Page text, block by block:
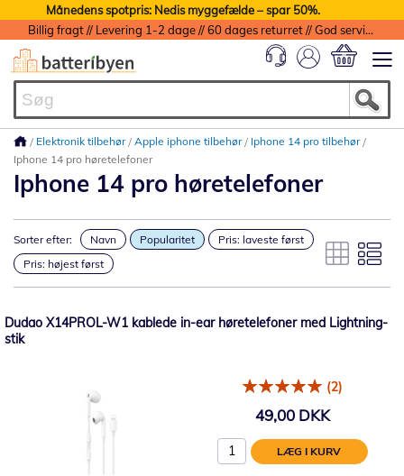
Månedens spotpris: Nedis myggefælde – spar 50%.
Billig fragt // Levering 1-2 dage // 60 dages returret // God service med garanti
Elektronik tilbehør Apple iphone tilbehør
Iphone 14 pro tilbehør
Iphone 14 pro høretelefoner
Iphone 14 pro høretelefoner
Sorter efter: Navn Popularitet
Pris: laveste først
Pris: højest først
Dudao X14PROL-W1 kablede in-ear høretelefoner med Lightning-
stik
(2)
49,00 DKK
LÆG I KURV